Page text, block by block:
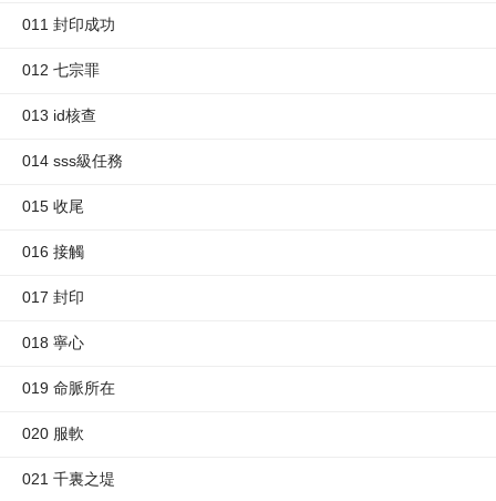
011 封印成功
012 七宗罪
013 id核查
014 sss級任務
015 收尾
016 接觸
017 封印
018 寧心
019 命脈所在
020 服軟
021 千裏之堤